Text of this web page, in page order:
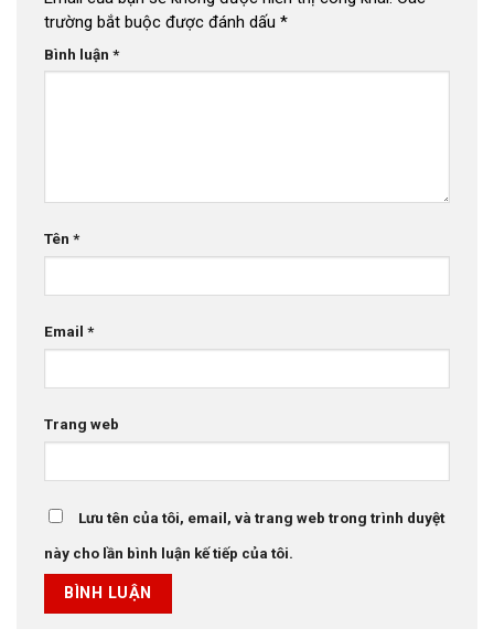
trường bắt buộc được đánh dấu *
Bình luận *
Tên *
Email *
Trang web
Lưu tên của tôi, email, và trang web trong trình duyệt
này cho lần bình luận kế tiếp của tôi.